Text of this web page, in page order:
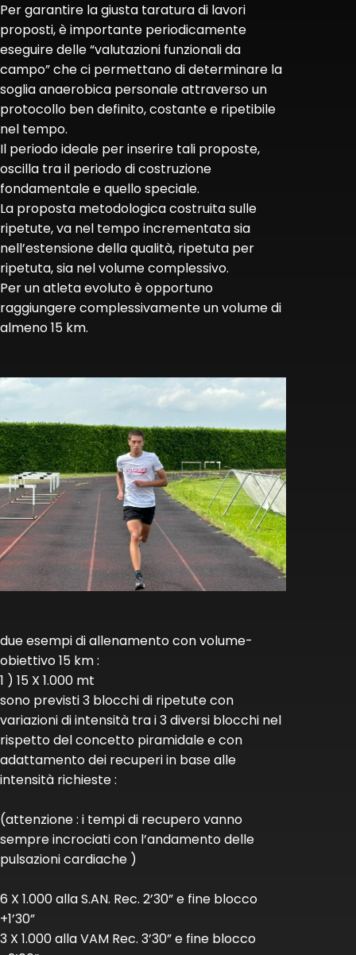
Per garantire la giusta taratura di lavori
proposti, è importante periodicamente
eseguire delle “valutazioni funzionali da
campo” che ci permettano di determinare la
soglia anaerobica personale attraverso un
protocollo ben definito, costante e ripetibile
nel tempo.
Il periodo ideale per inserire tali proposte,
oscilla tra il periodo di costruzione
fondamentale e quello speciale.
La proposta metodologica costruita sulle
ripetute, va nel tempo incrementata sia
nell’estensione della qualità, ripetuta per
ripetuta, sia nel volume complessivo.
Per un atleta evoluto è opportuno
raggiungere complessivamente un volume di
almeno 15 km.
due esempi di allenamento con volume-
obiettivo 15 km :
1 ) 15 X 1.000 mt
sono previsti 3 blocchi di ripetute con
variazioni di intensità tra i 3 diversi blocchi nel
rispetto del concetto piramidale e con
adattamento dei recuperi in base alle
intensità richieste :
(attenzione : i tempi di recupero vanno
sempre incrociati con l’andamento delle
pulsazioni cardiache )
6 X 1.000 alla S.AN. Rec. 2’30” e fine blocco
+1’30”
3 X 1.000 alla VAM Rec. 3’30” e fine blocco